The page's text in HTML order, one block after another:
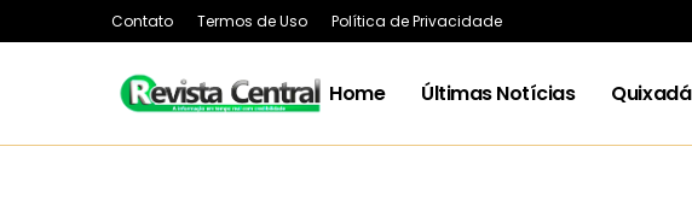
Contato Termos de Uso Política de Privacidade
Home Últimas Notícias Quixadá